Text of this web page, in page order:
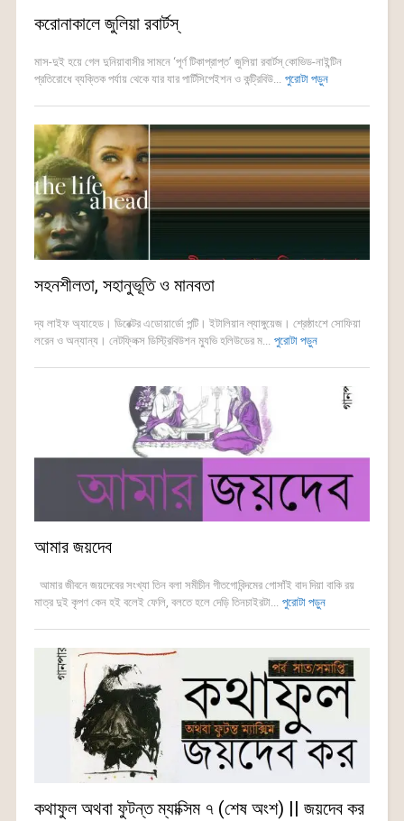
করোনাকালে জুলিয়া রবার্টস্
মাস-দুই হয়ে গেল দুনিয়াবাসীর সামনে ‘পূর্ণ টিকাপ্রাপ্ত’ জুলিয়া রবার্টস্ কোভিড-নাইন্টিন
প্রতিরোধে ব্যক্তিক পর্যায় থেকে যার যার পার্টিসিপেইশন ও কন্ট্রিবিউ... পুরোটা পড়ুন
সহনশীলতা, সহানুভূতি ও মানবতা
দ্য লাইফ অ্যাহেড। ডিরেক্টর এডোয়ার্ডো পন্টি। ইটালিয়ান ল্যাঙ্গুয়েজ। শ্রেষ্ঠাংশে সোফিয়া
লরেন ও অন্যান্য। নেটফ্লিক্স ডিস্ট্রিবিউশন ম্যুভি হলিউডের ম... পুরোটা পড়ুন
আমার জয়দেব
আমার জীবনে জয়দেবের সংখ্যা তিন বলা সমীচীন গীতগোবিন্দমের গোসাঁই বাদ দিয়া বাকি রয়
মাত্র দুই কৃপণ কেন হই বলেই ফেলি, বলতে হলে দেড়ি তিনচাইরটা... পুরোটা পড়ুন
কথাফুল অথবা ফুটন্ত ম্যাক্সিম ৭ (শেষ অংশ) || জয়দেব কর